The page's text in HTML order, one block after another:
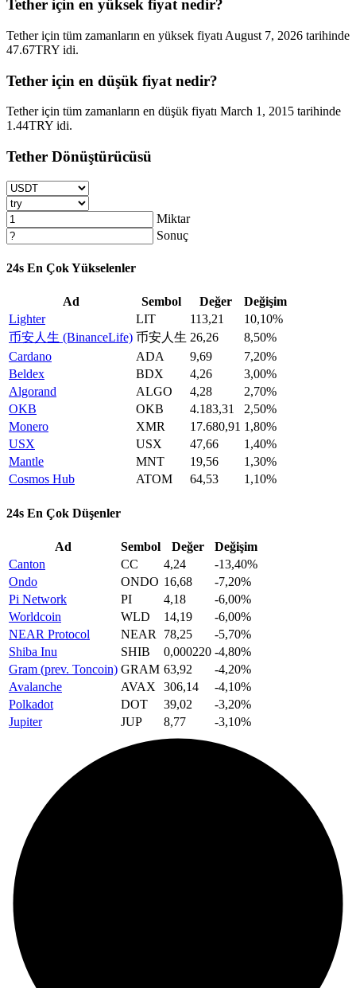
Tether için en yüksek fiyat nedir?
Tether için tüm zamanların en yüksek fiyatı August 7, 2026 tarihinde
47.67TRY idi.
Tether için en düşük fiyat nedir?
Tether için tüm zamanların en düşük fiyatı March 1, 2015 tarihinde
1.44TRY idi.
Tether Dönüştürücüsü
Miktar
Sonuç
24s En Çok Yükselenler
Ad Sembol Değer
Değişim
Lighter
LIT 113,21
10,10%
币安人生 (BinanceLife) 币安人生 26,26
8,50%
Cardano
ADA 9,69
7,20%
Beldex
BDX 4,26
3,00%
Algorand
ALGO 4,28
2,70%
OKB
OKB 4.183,31
2,50%
Monero
XMR 17.680,91 1,80%
USX
USX 47,66
1,40%
Mantle
MNT 19,56
1,30%
Cosmos Hub
ATOM 64,53 1,10%
24s En Çok Düşenler
Ad Sembol Değer
Değişim
Canton
CC 4,24
-13,40%
Ondo
ONDO 16,68
-7,20%
Pi Network
PI 4,18
-6,00%
Worldcoin
WLD 14,19
-6,00%
NEAR Protocol
NEAR 78,25
-5,70%
Shiba Inu
SHIB 0,000220 -4,80%
Gram (prev. Toncoin) GRAM 63,92
-4,20%
Avalanche
AVAX 306,14
-4,10%
Polkadot
DOT 39,02
-3,20%
Jupiter
JUP 8,77 -3,10%